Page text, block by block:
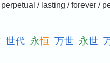
/ lasting / forever /
世代 永恒 万世 永世